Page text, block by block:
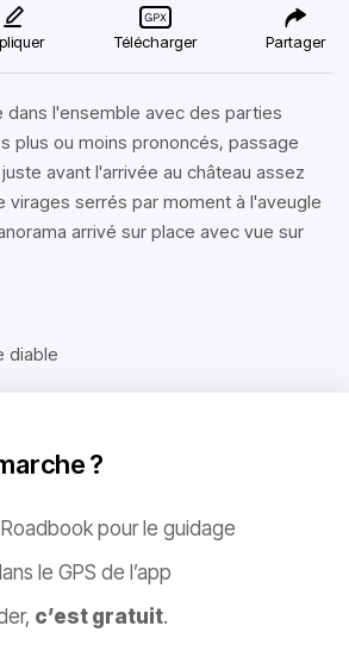
Télécharger Partager
dans l'ensemble avec des parties
plus ou moins prononcés, passage
avant l'arrivée au château assez
virages serrés par moment à l'aveugle
arrivé sur place avec vue sur
diable
?
pour le guidage
le GPS de l’app
c’est gratuit.